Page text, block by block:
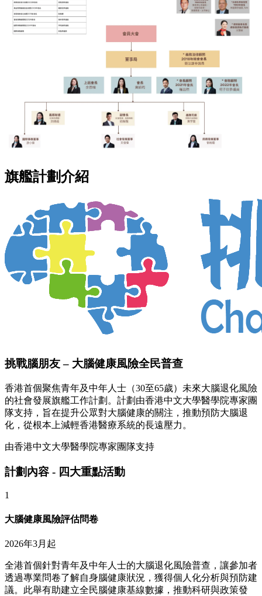
旗艦計劃介紹
挑戰腦朋友 – 大腦健康風險全民普查
香港首個聚焦青年及中年人士（30至65歲）未來大腦退化風險
的社會發展旗艦工作計劃。計劃由香港中文大學醫學院專家團
隊支持，旨在提升公眾對大腦健康的關注，推動預防大腦退
化，從根本上減輕香港醫療系統的長遠壓力。
由香港中文大學醫學院專家團隊支持
計劃內容 - 四大重點活動
1
大腦健康風險評估問卷
2026年3月起
全港首個針對青年及中年人士的大腦退化風險普查，讓參加者
透過專業問卷了解自身腦健康狀況，獲得個人化分析與預防建
議。此舉有助建立全民腦健康基線數據，推動科研與政策發